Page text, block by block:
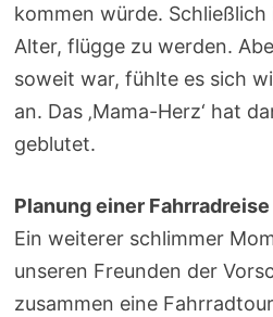
kommen würde. Schließlich
Alter, flügge zu werden.
soweit war, fühlte es sich
an. Das ‚Mama-Herz‘ hat
geblutet.
Planung einer Fahrradreise
Ein weiterer schlimmer
unseren Freunden der
zusammen eine